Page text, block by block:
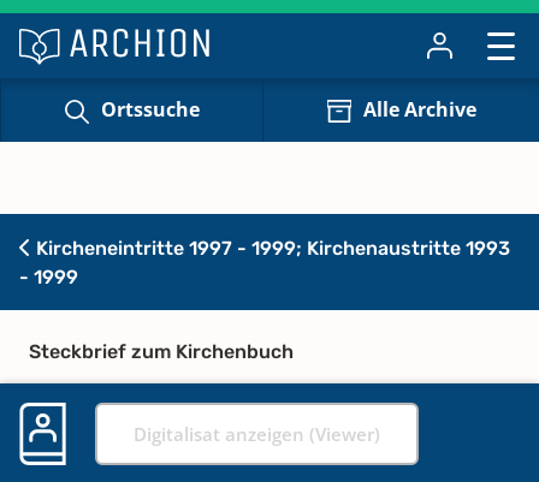
Ortssuche Alle Archive
Kircheneintritte 1997 - 1999; Kirchenaustritte 1993
- 1999
Steckbrief zum Kirchenbuch
Digitalisat anzeigen (Viewer)